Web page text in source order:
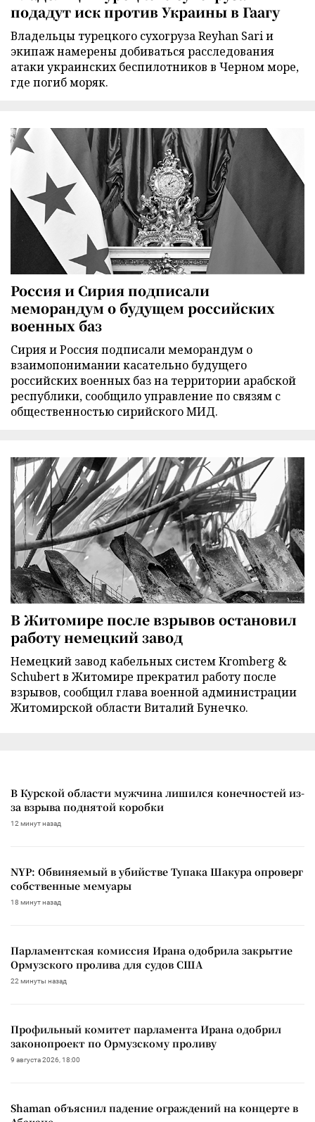
подадут иск против Украины в Гаагу
Владельцы турецкого сухогруза Reyhan Sari и
экипаж намерены добиваться расследования
атаки украинских беспилотников в Черном море,
где погиб моряк.
Россия и Сирия подписали
меморандум о будущем российских
военных баз
Сирия и Россия подписали меморандум о
взаимопонимании касательно будущего
российских военных баз на территории арабской
республики, сообщило управление по связям с
общественностью сирийского МИД.
В Житомире после взрывов остановил
работу немецкий завод
Немецкий завод кабельных систем Kromberg &
Schubert в Житомире прекратил работу после
взрывов, сообщил глава военной администрации
Житомирской области Виталий Бунечко.
В Курской области мужчина лишился конечностей из-
за взрыва поднятой коробки
12 минут назад
NYP: Обвиняемый в убийстве Тупака Шакура опроверг
собственные мемуары
18 минут назад
Парламентская комиссия Ирана одобрила закрытие
Ормузского пролива для судов США
22 минуты назад
Профильный комитет парламента Ирана одобрил
законопроект по Ормузскому проливу
9 августа 2026, 18:00
Shaman объяснил падение ограждений на концерте в